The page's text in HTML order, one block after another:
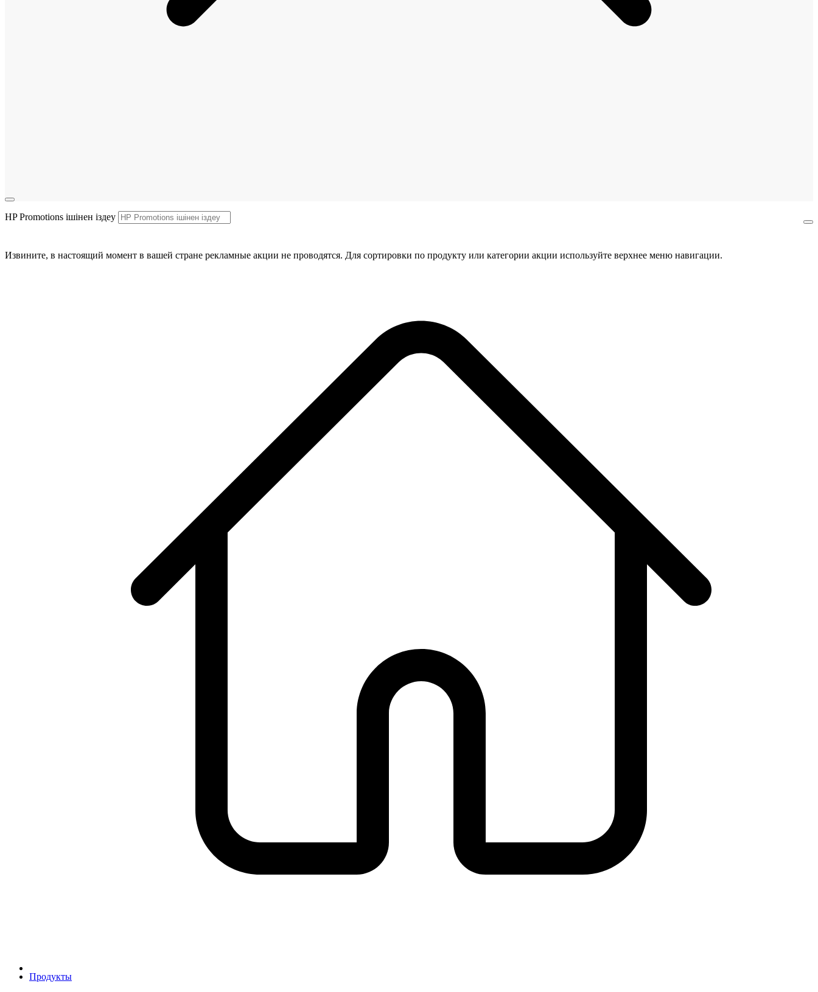
Продукты
HP Promotions ішінен іздеу
Извините, в настоящий момент в вашей стране рекламные акции не проводятся. Для сортировки по продукту или категории акции используйте верхнее меню навигации.